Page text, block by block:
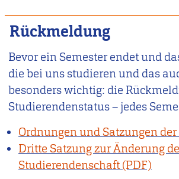
Rückmeldung
Bevor ein Semester endet und
die bei uns studieren und das
besonders wichtig: die
Studierendenstatus – jedes
Ordnungen und Satzungen
Dritte Satzung zur Änderung
Studierendenschaft